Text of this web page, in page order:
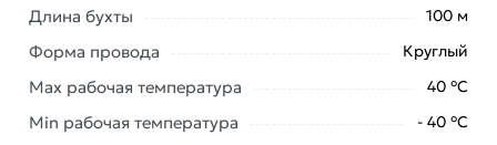
подобных машин и приборов к электрической сети с
номинальным переменным напряжением 380В,
применяется для изготовления удлинительных
Длина бухты 100 м
Форма провода Круглый
Max рабочая температура 40 °С
Min рабочая температура - 40 °С